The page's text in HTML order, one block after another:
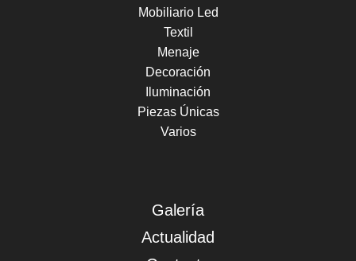
Mobiliario Led
Textil
Menaje
Decoración
Iluminación
Piezas Únicas
Varios
Galería
Actualidad